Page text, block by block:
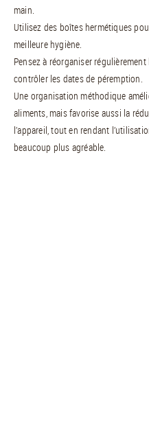
main.
Utilisez des boîtes hermétiques
meilleure hygiène.
Pensez à réorganiser
contrôler les dates de péremption.
Une organisation méthodique
aliments, mais favorise aussi la
l’appareil, tout en rendant
beaucoup plus agréable.